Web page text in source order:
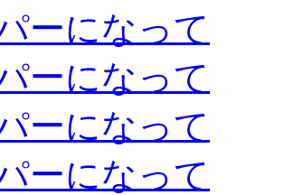
ーになって
ーになって
ーになって
ーになって